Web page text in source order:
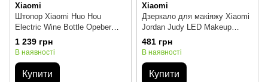
Xiaomi
Штопор Xiaomi Huo Hou
Electric Wine Bottle Opeber
Black (HU0027)
1 239 грн
В наявності
Купити
Xiaomi
Дзеркало для макіяжу Xiaomi
Jordan Judy LED Makeup
Mirror (NV026)
481 грн
В наявності
Купити